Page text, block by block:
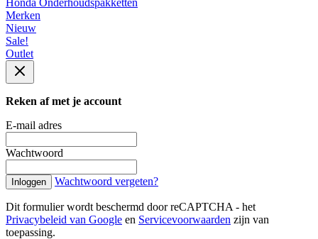
Honda Onderhoudspakketten
Merken
Nieuw
Sale!
Outlet
Reken af met je account
E-mail adres
Wachtwoord
Inloggen Wachtwoord vergeten?
Dit formulier wordt beschermd door reCAPTCHA - het
Privacybeleid van Google en Servicevoorwaarden zijn van
toepassing.